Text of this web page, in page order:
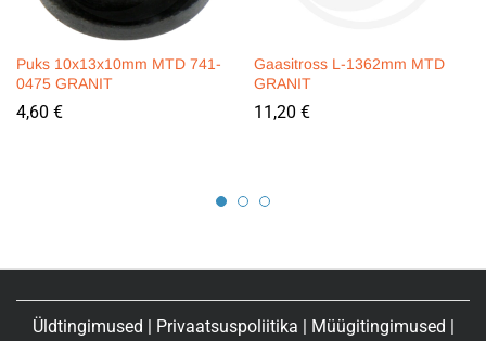
Puks 10x13x10mm MTD 741-
0475 GRANIT
4,60 €
Gaasitross L-1362mm MTD
GRANIT
11,20 €
Üldtingimused | Privaatsuspoliitika | Müügitingimused |